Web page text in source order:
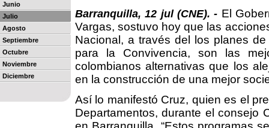
Junio
Julio
Agosto
Septiembre
Octubre
Noviembre
Diciembre
Barranquilla, 12 jul (CNE). - El
Vargas, sostuvo hoy que las
Nacional, a través del los planes
para la Convivencia, son las
colombianos alternativas que los
en la construcción de una mejor
Así lo manifestó Cruz, quien es el
Departamentos, durante el consejo